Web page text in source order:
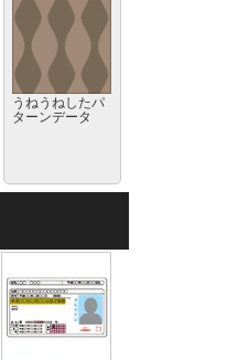
うねうねしたパ
ターンデータ